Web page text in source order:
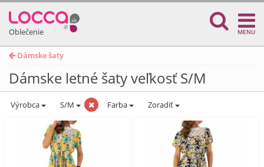
Oblečenie MENU
Dámske šaty
Dámske letné šaty veľkosť S/M
Výrobca S/M Farba Zoradiť